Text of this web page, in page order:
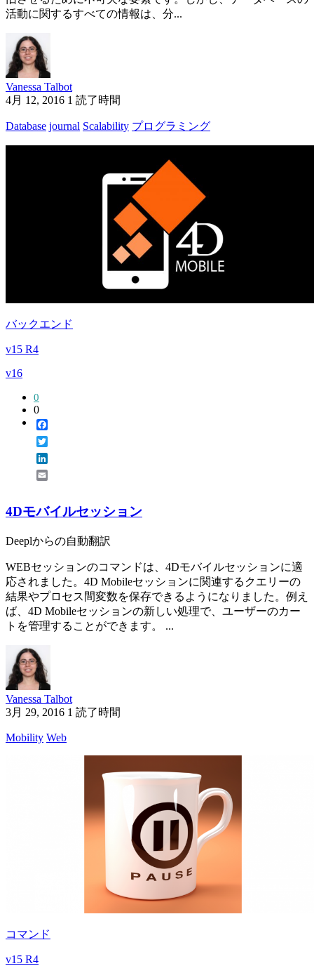
活動に関するすべての情報は、分...
Vanessa Talbot
4月 12, 2016 1 読了時間
Database journal Scalability プログラミング
バックエンド
v15 R4
v16
0
0
4Dモバイルセッション
Deeplからの自動翻訳
WEBセッションのコマンドは、4Dモバイルセッションに適
応されました。4D Mobileセッションに関連するクエリーの
結果やプロセス間変数を保存できるようになりました。例え
ば、4D Mobileセッションの新しい処理で、ユーザーのカー
トを管理することができます。 ...
Vanessa Talbot
3月 29, 2016 1 読了時間
Mobility Web
コマンド
v15 R4